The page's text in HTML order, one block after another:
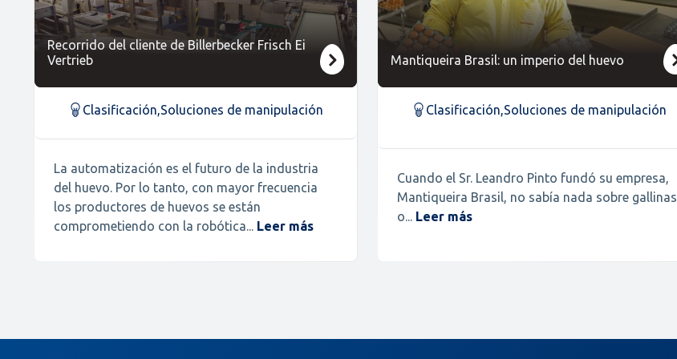
Recorrido del cliente de Billerbecker Frisch Ei
Vertrieb
Clasificación,Soluciones de manipulación
La automatización es el futuro de la industria
del huevo. Por lo tanto, con mayor frecuencia
los productores de huevos se están
comprometiendo con la robótica... Leer más
Mantiqueira Brasil: un imperio del huevo
Clasificación,Soluciones de manipulación
Cuando el Sr. Leandro Pinto fundó su empresa,
Mantiqueira Brasil, no sabía nada sobre gallinas
o... Leer más